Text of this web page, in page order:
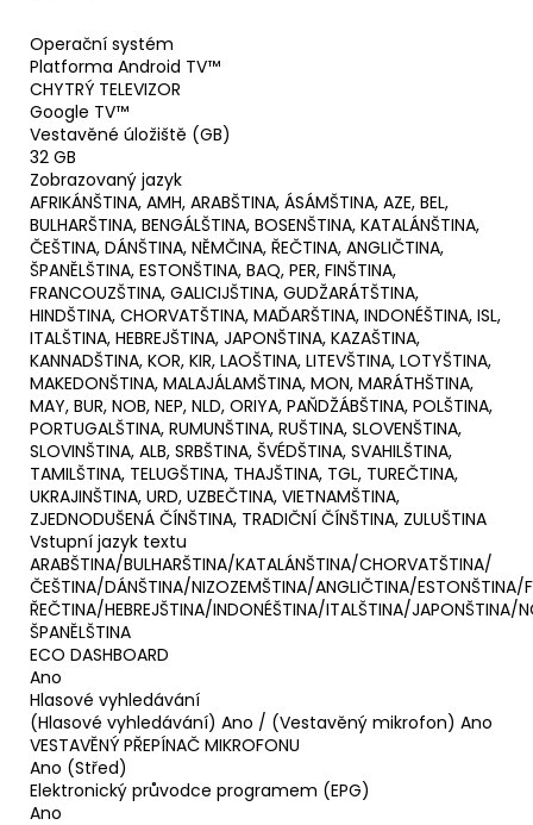
Operační systém
Platforma Android TV™
CHYTRÝ TELEVIZOR
Google TV™
Vestavěné úložiště (GB)
32 GB
Zobrazovaný jazyk
AFRIKÁNŠTINA, AMH, ARABŠTINA, ÁSÁMŠTINA, AZE, BEL,
BULHARŠTINA, BENGÁLŠTINA, BOSENŠTINA, KATALÁNŠTINA,
ČEŠTINA, DÁNŠTINA, NĚMČINA, ŘEČTINA, ANGLIČTINA,
ŠPANĚLŠTINA, ESTONŠTINA, BAQ, PER, FINŠTINA,
FRANCOUZŠTINA, GALICIJŠTINA, GUDŽARÁTŠTINA,
HINDŠTINA, CHORVATŠTINA, MAĎARŠTINA, INDONÉŠTINA, ISL,
ITALŠTINA, HEBREJŠTINA, JAPONŠTINA, KAZAŠTINA,
KANNADŠTINA, KOR, KIR, LAOŠTINA, LITEVŠTINA, LOTYŠTINA,
MAKEDONŠTINA, MALAJÁLAMŠTINA, MON, MARÁTHŠTINA,
MAY, BUR, NOB, NEP, NLD, ORIYA, PAŇDŽÁBŠTINA, POLŠTINA,
PORTUGALŠTINA, RUMUNŠTINA, RUŠTINA, SLOVENŠTINA,
SLOVINŠTINA, ALB, SRBŠTINA, ŠVÉDŠTINA, SVAHILŠTINA,
TAMILŠTINA, TELUGŠTINA, THAJŠTINA, TGL, TUREČTINA,
UKRAJINŠTINA, URD, UZBEČTINA, VIETNAMŠTINA,
ZJEDNODUŠENÁ ČÍNŠTINA, TRADIČNÍ ČÍNŠTINA, ZULUŠTINA
Vstupní jazyk textu
ARABŠTINA/BULHARŠTINA/KATALÁNŠTINA/CHORVATŠTINA/
ČEŠTINA/DÁNŠTINA/NIZOZEMŠTINA/ANGLIČTINA/
ŘEČTINA/HEBREJŠTINA/INDONÉŠTINA/ITALŠTINA/
ŠPANĚLŠTINA
ECO DASHBOARD
Ano
Hlasové vyhledávání
(Hlasové vyhledávání) Ano / (Vestavěný mikrofon) Ano
VESTAVĚNÝ PŘEPÍNAČ MIKROFONU
Ano (Střed)
Elektronický průvodce programem (EPG)
Ano